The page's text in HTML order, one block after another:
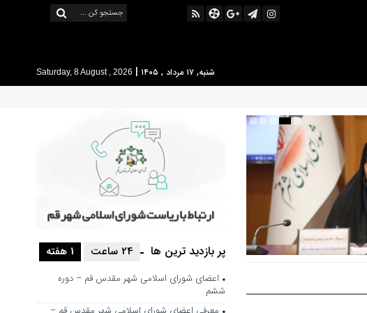
شنبه, ۱۷ مرداد , ۱۴۰۵ |
Saturday, 8 August , 2026
پر بازدید ترین ها 1 هفته 24 ساعت
اعضای شورای اسلامی شهر مقدس قم – دوره
ششم